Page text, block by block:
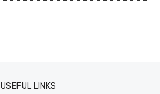
USEFUL LINKS